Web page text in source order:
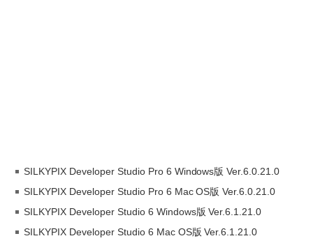
SILKYPIX Developer Studio Pro 6 Windows版 Ver.6.0.21.0
SILKYPIX Developer Studio Pro 6 Mac OS版 Ver.6.0.21.0
SILKYPIX Developer Studio 6 Windows版 Ver.6.1.21.0
SILKYPIX Developer Studio 6 Mac OS版 Ver.6.1.21.0